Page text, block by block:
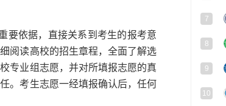
依据，直接关系到考生的报考意
阅读高校的招生章程，全面了解选
专业组志愿，并对所填报志愿的真
。考生志愿一经填报确认后，任何
7
8
9
10